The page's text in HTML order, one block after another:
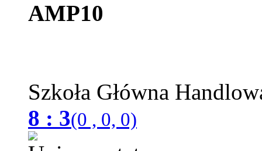
AMP10
Szkoła Główna
8 : 3(0 , 0, 0)